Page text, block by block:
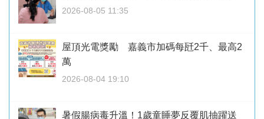
2026-08-05 11:35
屋頂光電獎勵 嘉義市加碼每瓩2千、最高2
萬
2026-08-04 19:10
暑假腸病毒升溫！1歲童睡夢反覆肌抽躍送